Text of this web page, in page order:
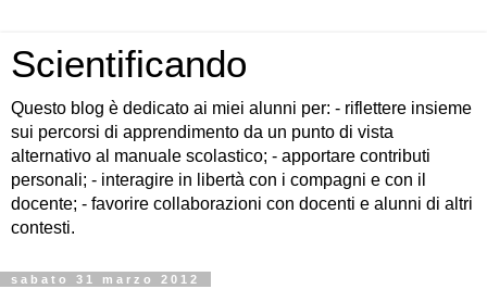
Scientificando
Questo blog è dedicato ai miei alunni per: - riflettere insieme
sui percorsi di apprendimento da un punto di vista
alternativo al manuale scolastico; - apportare contributi
personali; - interagire in libertà con i compagni e con il
docente; - favorire collaborazioni con docenti e alunni di altri
contesti.
sabato 31 marzo 2012